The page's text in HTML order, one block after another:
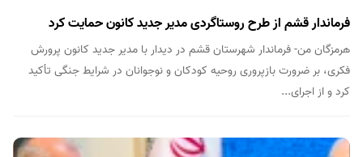
فرماندار قشم از طرح روستاگردی مدیر جدید کانون حمایت کرد
هرمزگان من- فرماندار شهرستان قشم در دیدار با مدیر جدید کانون پرورش
فکری، بر ضرورت بازپروری روحیه کودکان و نوجوانان در شرایط جنگی تأکید
کرد و از اجرای...